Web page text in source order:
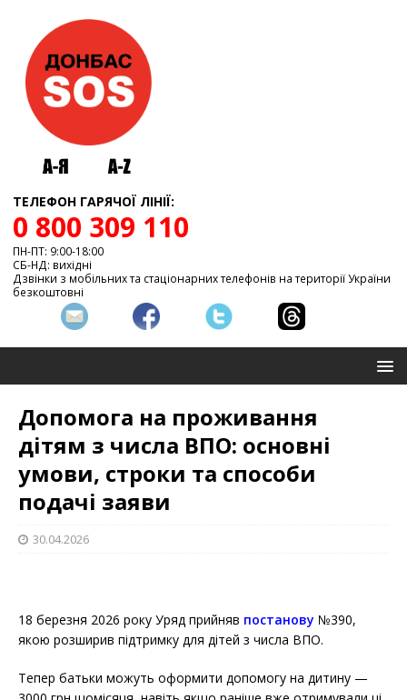
ТЕЛЕФОН ГАРЯЧОЇ ЛІНІЇ:
0 800 309 110
ПН-ПТ: 9:00-18:00
СБ-НД: вихідні
Дзвінки з мобільних та стаціонарних телефонів на території України
безкоштовні
Допомога на проживання
дітям з числа ВПО: основні
умови, строки та способи
подачі заяви
30.04.2026
18 березня 2026 року Уряд прийняв постанову №390,
якою розширив підтримку для дітей з числа ВПО.
Тепер батьки можуть оформити допомогу на дитину —